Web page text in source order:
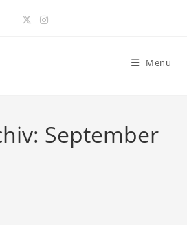
Menü
September